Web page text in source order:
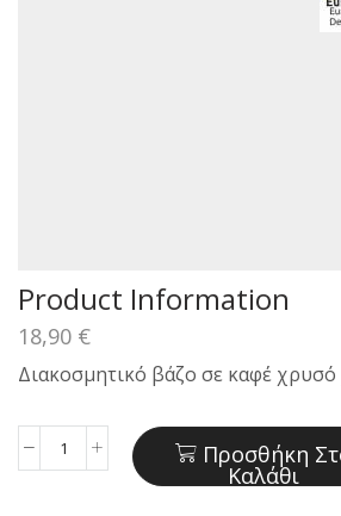
Product Information
18,90 €
Διακοσμητικό βάζο σε καφέ
Διακοσμητικό Προσθήκη
Καλάθι